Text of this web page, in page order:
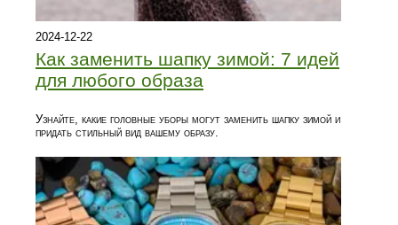
2024-12-22
Как заменить шапку зимой: 7 идей
для любого образа
Узнайте, какие головные уборы могут заменить шапку зимой и
придать стильный вид вашему образу.